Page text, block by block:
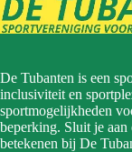
De Tubanten is een
inclusiviteit en
sportmogelijkheden
beperking. Sluit je
betekenen bij De